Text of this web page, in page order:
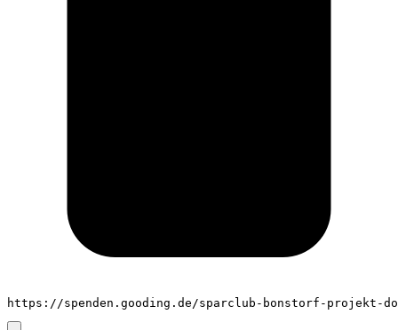
https://spenden.gooding.de/sparclub-bonstorf-projekt-